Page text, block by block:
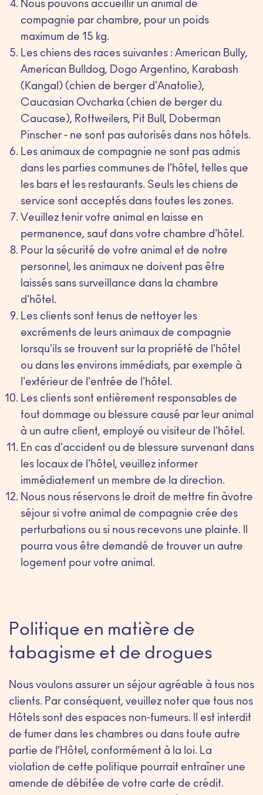
Nous pouvons accueillir un animal de
compagnie par chambre, pour un poids
maximum de 15 kg.
Les chiens des races suivantes : American Bully,
American Bulldog, Dogo Argentino, Karabash
(Kangal) (chien de berger d'Anatolie),
Caucasian Ovcharka (chien de berger du
Caucase), Rottweilers, Pit Bull, Doberman
Pinscher - ne sont pas autorisés dans nos hôtels.
Les animaux de compagnie ne sont pas admis
dans les parties communes de l'hôtel, telles que
les bars et les restaurants. Seuls les chiens de
service sont acceptés dans toutes les zones.
Veuillez tenir votre animal en laisse en
permanence, sauf dans votre chambre d'hôtel.
Pour la sécurité de votre animal et de notre
personnel, les animaux ne doivent pas être
laissés sans surveillance dans la chambre
d'hôtel.
Les clients sont tenus de nettoyer les
excréments de leurs animaux de compagnie
lorsqu'ils se trouvent sur la propriété de l'hôtel
ou dans les environs immédiats, par exemple à
l'extérieur de l'entrée de l'hôtel.
Les clients sont entièrement responsables de
tout dommage ou blessure causé par leur animal
à un autre client, employé ou visiteur de l'hôtel.
En cas d'accident ou de blessure survenant dans
les locaux de l'hôtel, veuillez informer
immédiatement un membre de la direction.
Nous nous réservons le droit de mettre fin àvotre
séjour si votre animal de compagnie crée des
perturbations ou si nous recevons une plainte. Il
pourra vous être demandé de trouver un autre
logement pour votre animal.
Politique en matière de
tabagisme et de drogues
Nous voulons assurer un séjour agréable à tous nos
clients. Par conséquent, veuillez noter que tous nos
Hôtels sont des espaces non-fumeurs. Il est interdit
de fumer dans les chambres ou dans toute autre
partie de l’Hôtel, conformément à la loi. La
violation de cette politique pourrait entraîner une
amende de débitée de votre carte de crédit.